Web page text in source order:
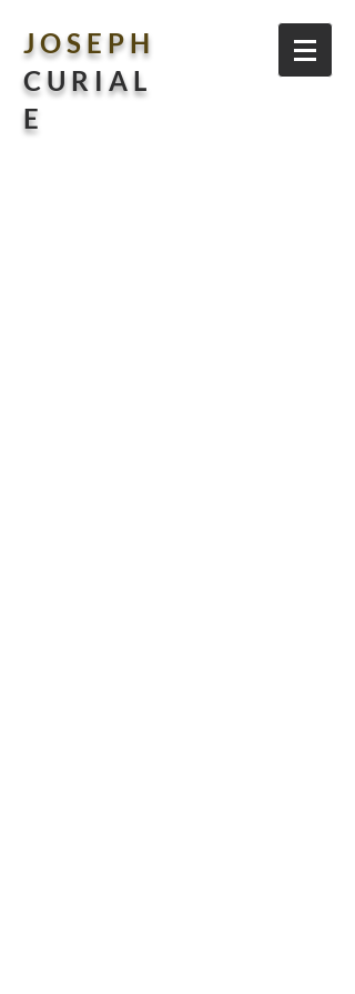
J O S E P H
C U R I A L
E